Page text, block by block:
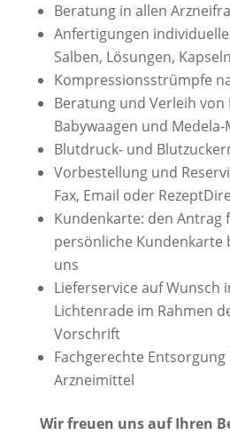
Beratung in allen
Anfertigungen
Salben, Lösungen,
Kompressionsstrümpfe
Beratung und Verleih
Babywaagen und
Blutdruck- und
Vorbestellung und
Fax, Email oder
Kundenkarte: den Antrag
persönliche Kundenkarte
uns
Lieferservice auf Wunsch
Lichtenrade im Rahmen
Vorschrift
Fachgerechte
Arzneimittel
Wir freuen uns auf Ihren